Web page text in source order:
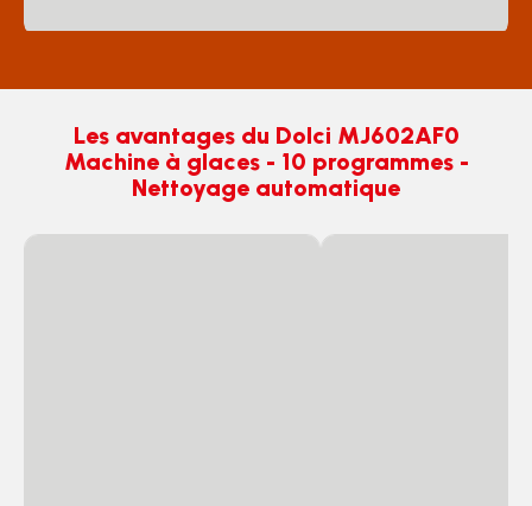
Les avantages du Dolci MJ602AF0
Machine à glaces - 10 programmes -
Nettoyage automatique